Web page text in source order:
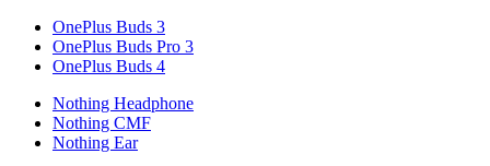
OnePlus Buds 3
OnePlus Buds Pro 3
OnePlus Buds 4
Nothing Headphone
Nothing CMF
Nothing Ear